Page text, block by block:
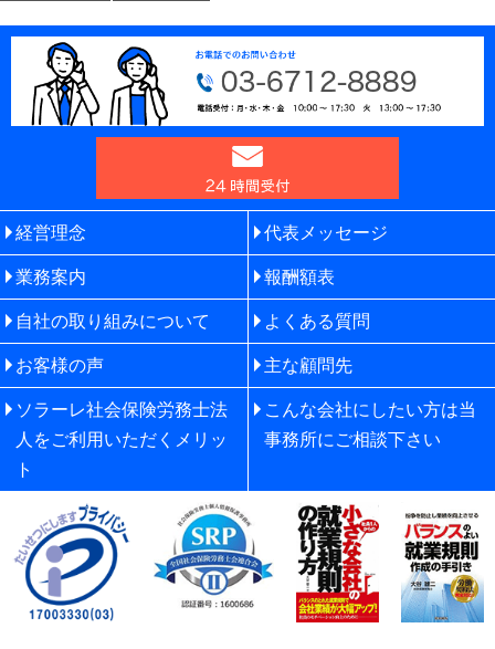
経営理念 代表メッセージ
業務案内 報酬額表
自社の取り組みについて よくある質問
お客様の声 主な顧問先
ソラーレ社会保険労務士法
人をご利用いただくメリッ
ト
こんな会社にしたい方は当
事務所にご相談下さい